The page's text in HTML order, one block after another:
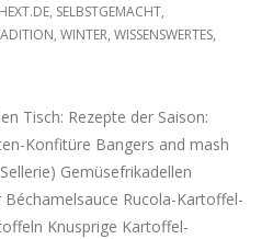
, SELBSTGEMACHT,
, WINTER, WISSENSWERTES,
Tisch: Rezepte der Saison:
Konfitüre Bangers and mash
Gemüsefrikadellen
Rucola-Kartoffel-
Knusprige Kartoffel-